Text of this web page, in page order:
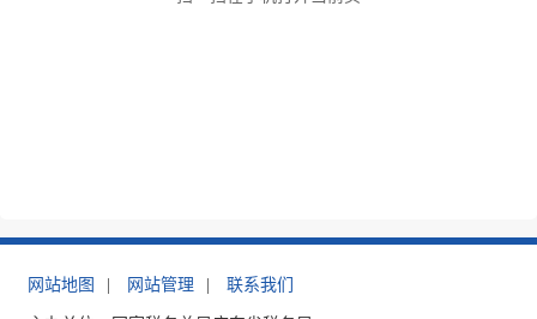
网站地图 网站管理 联系我们